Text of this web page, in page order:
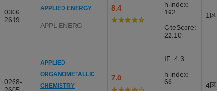
0306-
2619
APPLIED ENERGY
APPL ENERG
8.4
h-index:
162
CiteScore:
22.10
1区
0268-
APPLIED
ORGANOMETALLIC
CHEMISTRY
7.0
IF: 4.3
h-index:
66
4区